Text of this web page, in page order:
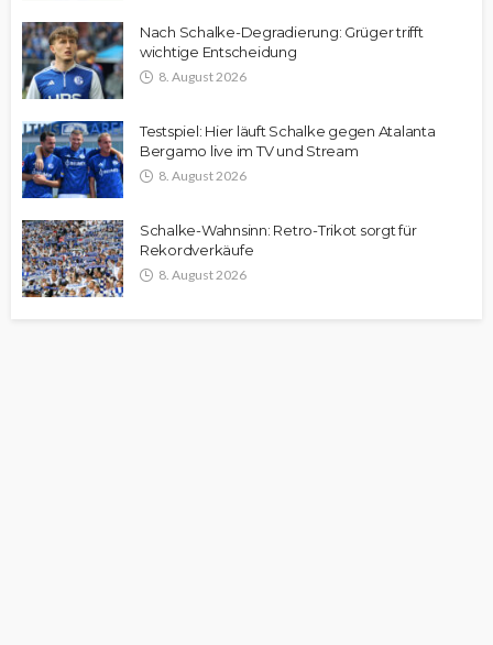
Nach Schalke-Degradierung: Grüger trifft
wichtige Entscheidung
8. August 2026
Testspiel: Hier läuft Schalke gegen Atalanta
Bergamo live im TV und Stream
8. August 2026
Schalke-Wahnsinn: Retro-Trikot sorgt für
Rekordverkäufe
8. August 2026